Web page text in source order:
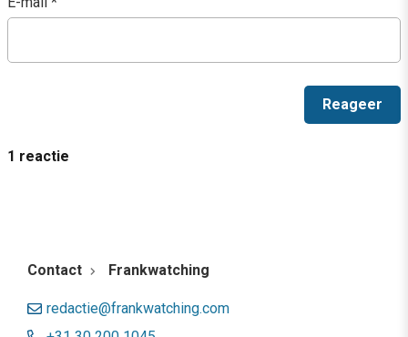
1 reactie
Contact Frankwatching
redactie@frankwatching.com